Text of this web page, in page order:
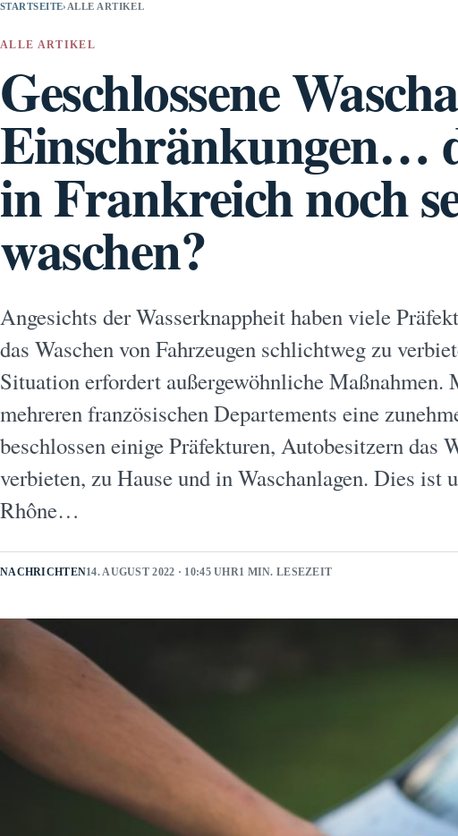
STARTSEITE› ALLE ARTIKEL
ALLE ARTIKEL
Geschlossene
Einschränkungen…
in Frankreich noch
waschen?
Angesichts der Wasserknappheit haben viele
das Waschen von Fahrzeugen schlichtweg zu
Situation erfordert außergewöhnliche
mehreren französischen Departements eine
beschlossen einige Präfekturen, Autobesitzern das
verbieten, zu Hause und in Waschanlagen. Dies ist
Rhône…
NACHRICHTEN14. AUGUST 2022 · 10:45 UHR1 MIN. LESEZEIT